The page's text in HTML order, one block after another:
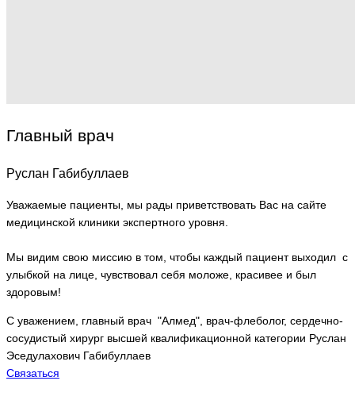
Главный врач
Руслан Габибуллаев
Уважаемые пациенты, мы рады приветствовать Вас на сайте
медицинской клиники экспертного уровня.
Мы видим свою миссию в том, чтобы каждый пациент выходил с
улыбкой на лице, чувствовал себя моложе, красивее и был
здоровым!
С уважением, главный врач "Алмед", врач-флеболог, сердечно-
сосудистый хирург высшей квалификационной категории Руслан
Эседулахович Габибуллаев
Связаться